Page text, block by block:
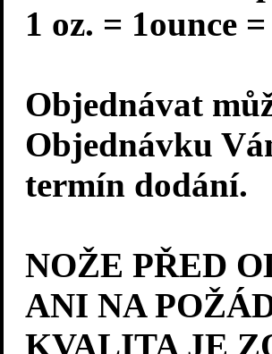
1 oz. = 1ounce
Objednávat
Objednávku
termín dodání.
NOŽE PŘED
ANI NA
KVALITA JE